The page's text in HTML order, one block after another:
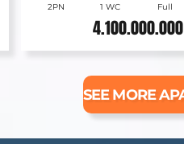
2PN 1 WC Full
4.100.000.000